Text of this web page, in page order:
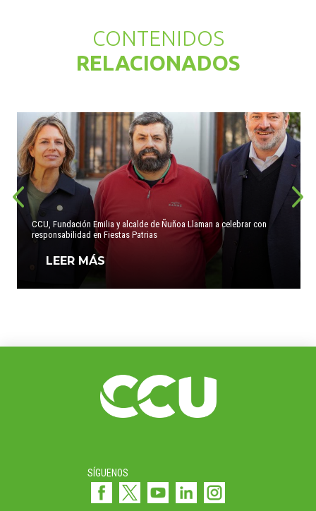
CONTENIDOS
RELACIONADOS
CCU, Fundación Emilia y alcalde de Ñuñoa Llaman a celebrar con
responsabilidad en Fiestas Patrias
LEER MÁS
SÍGUENOS